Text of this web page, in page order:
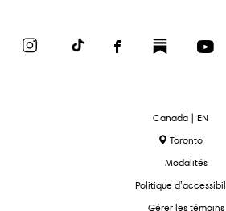
InstagramTikTok FacebookSubstack
text.language
Canada | EN
Toronto
Modalités
Politique
Gérer les témoins